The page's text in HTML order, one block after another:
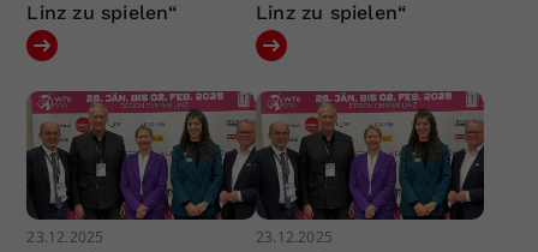
Linz zu spielen“
Linz zu spielen“
23.12.2025 23.12.2025